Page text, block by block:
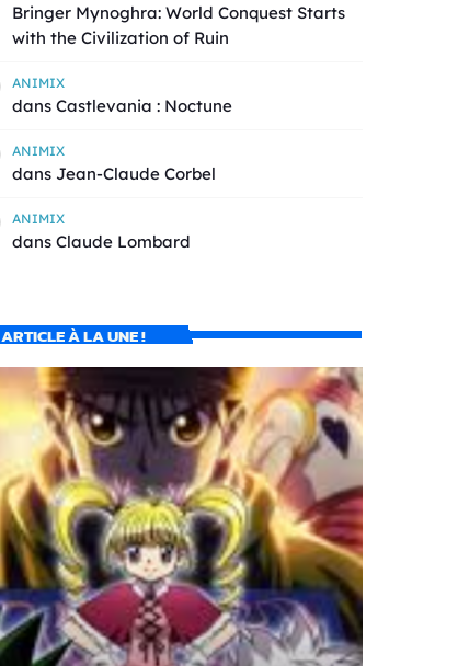
Bringer Mynoghra: World Conquest Starts
with the Civilization of Ruin
ANIMIX
dans Castlevania : Noctune
ANIMIX
dans Jean-Claude Corbel
ANIMIX
dans Claude Lombard
ARTICLE À LA UNE !